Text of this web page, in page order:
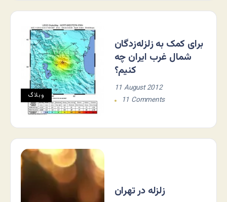
وبلاگ
برای کمک به زلزله‌زدگان
شمال غرب ایران چه
کنیم؟
11 August 2012
11 Comments
زلزله در تهران